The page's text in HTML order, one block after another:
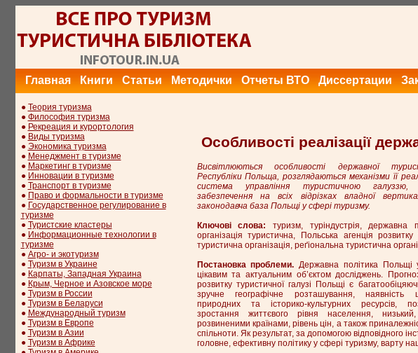
Главная Книги Статьи Методички Отчеты ВТО Диссертации
● Теория туризма
● Философия туризма
● Рекреация и курортология
● Виды туризма
● Экономика туризма
● Менеджмент в туризме
● Маркетинг в туризме
● Инновации в туризме
● Транспорт в туризме
● Право и формальности в туризме
● Государственное регулирование в
туризме
● Туристские кластеры
● Информационные технологии в
туризме
● Агро- и экотуризм
● Туризм в Украине
● Карпаты, Западная Украина
● Крым, Черное и Азовское море
● Туризм в России
● Туризм в Беларуси
● Международный туризм
● Туризм в Европе
● Туризм в Азии
● Туризм в Африке
Особливості реалізації
Висвітлюються особливості державної
Республіки Польща, розглядаються механізми її
система управління туристичною галуззю,
забезпечення на всіх відрізках владної
законодавча база Польщі у сфері туризму.
Ключові слова: туризм, туріндустрія, державна
організація туристична, Польська агенція
туристична організація, реґіональна туристична
Постановка проблеми. Державна політика Польщі
цікавим та актуальним об’єктом досліджень.
розвитку туристичної галузі Польщі є
зручне географічне розташування, наявність
природних та історико-культурних ресурсів,
зростання життєвого рівня населення,
розвиненими країнами, рівень цін, а також
спільноти. Як результат, за допомогою відповідного
головне, ефективну політику у сфері туризму, варту